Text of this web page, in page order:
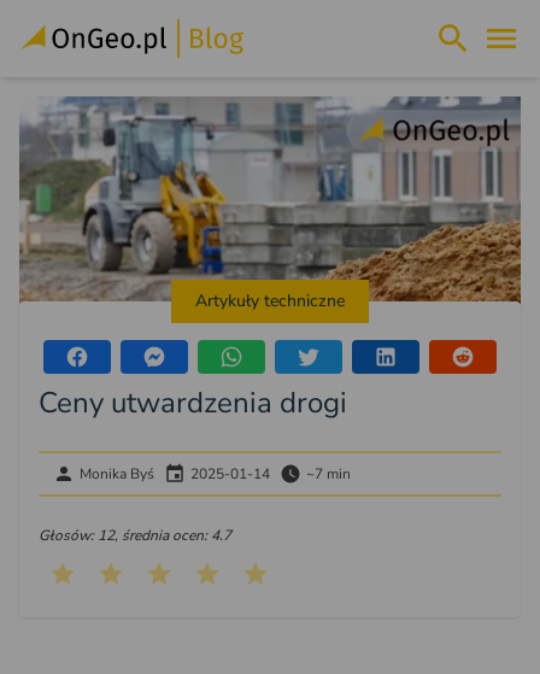
Artykuły techniczne
Ceny utwardzenia drogi
Monika Byś 2025-01-14 ~7 min
Głosów: 12, średnia ocen: 4.7